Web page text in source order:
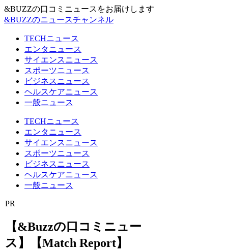
&BUZZの口コミニュースをお届けします
&BUZZのニュースチャンネル
TECHニュース
エンタニュース
サイエンスニュース
スポーツニュース
ビジネスニュース
ヘルスケアニュース
一般ニュース
TECHニュース
エンタニュース
サイエンスニュース
スポーツニュース
ビジネスニュース
ヘルスケアニュース
一般ニュース
PR
【&Buzzの口コミニュー
ス】【Match Report】